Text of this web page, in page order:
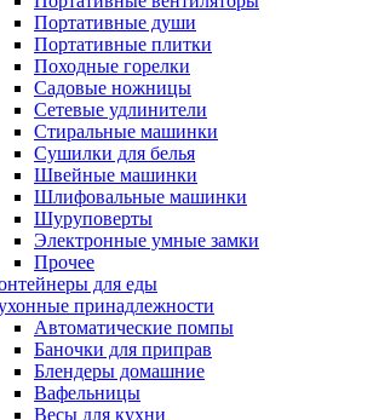
Портативные души
Портативные плитки
Походные горелки
Садовые ножницы
Сетевые удлинители
Стиральные машинки
Сушилки для белья
Швейные машинки
Шлифовальные машинки
Шуруповерты
Электронные умные замки
Прочее
для еды
принадлежности
Автоматические помпы
Баночки для приправ
Блендеры домашние
Вафельницы
Весы для кухни